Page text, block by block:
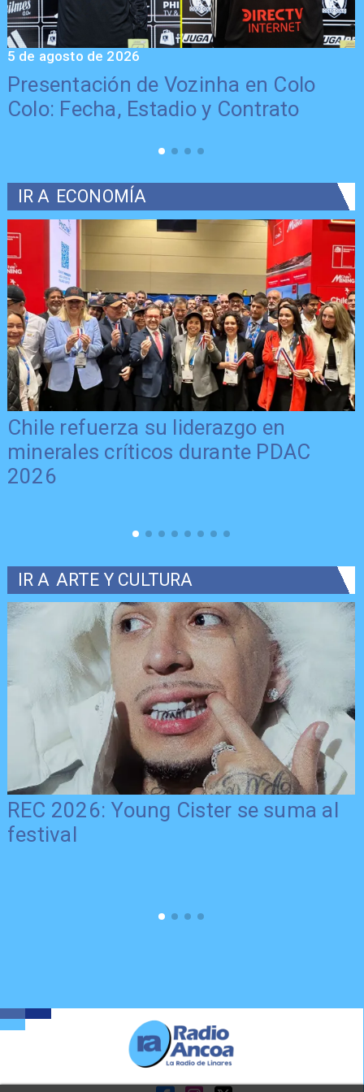
Presentación de Vozinha en Colo
Colo: Fecha, Estadio y Contrato
5 de agosto de 2026
IR A ECONOMÍA
Chile refuerza su liderazgo en
minerales críticos durante PDAC
2026
IR A ARTE Y CULTURA
REC 2026: Young Cister se suma al
festival